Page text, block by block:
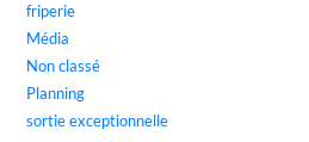
friperie
Média
Non classé
Planning
sortie exceptionnelle